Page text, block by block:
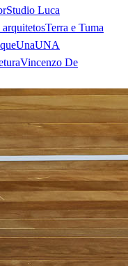
Studio Luca
arquitetosTerra e Tuma
UnaUNA
Vincenzo De